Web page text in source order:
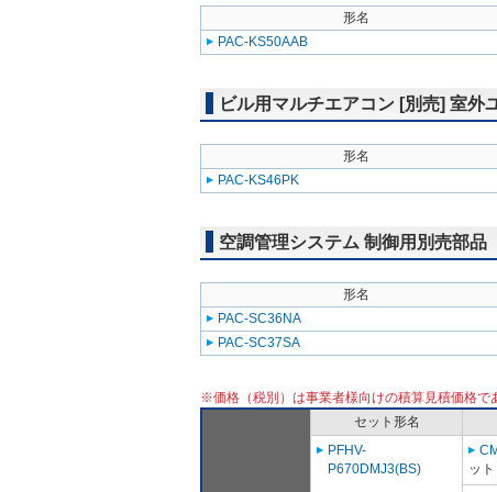
形名
PAC-KS50AAB
ビル用マルチエアコン [別売] 室外
形名
PAC-KS46PK
空調管理システム 制御用別売部品
形名
PAC-SC36NA
PAC-SC37SA
※価格（税別）は事業者様向けの積算見積価格で
セット形名
PFHV-
P670DMJ3(BS)
ット